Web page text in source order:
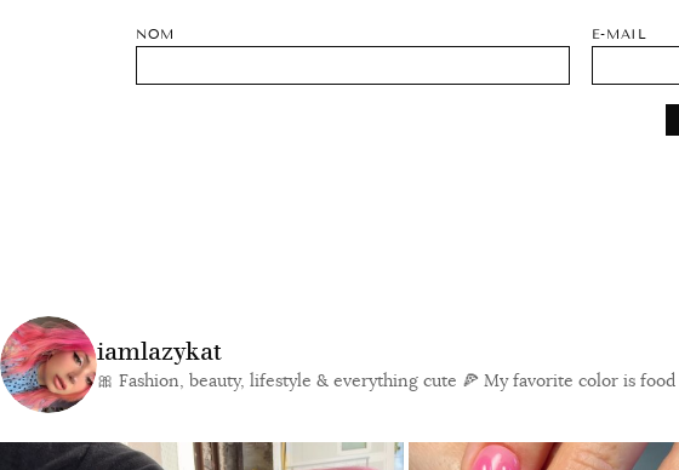
NOM E-MAIL
iamlazykat
🎀 Fashion, beauty, lifestyle & everything cute 🍕 My favorite color is food